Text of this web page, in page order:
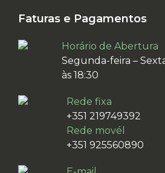
Faturas e Pagamentos
Horário de Abertura
Segunda-feira –
às 18:30
Rede fixa
+351 219749392
Rede movél
+351 925560890